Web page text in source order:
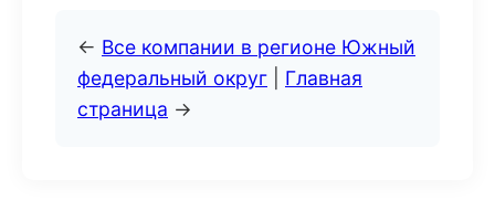
← Все компании в регионе Южный
федеральный округ
Главная
страница →